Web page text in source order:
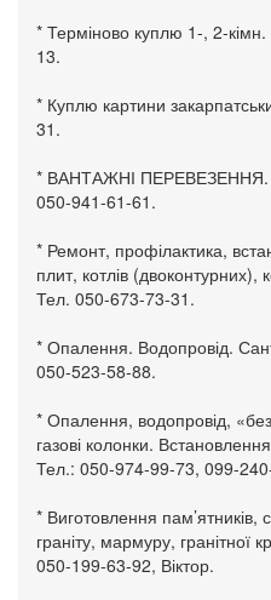
* Терміново куплю 1-, 2-
13.
* Куплю картини
31.
* ВАНТАЖНІ ПЕРЕВЕЗЕННЯ.
050-941-61-61.
* Ремонт, профілактика,
плит, котлів (двоконтурних),
Тел. 050-673-73-31.
* Опалення. Водопровід.
050-523-58-88.
* Опалення, водопровід,
газові колонки.
Тел.: 050-974-99-73, 099-
* Виготовлення пам’ятників,
граніту, мармуру, гранітної
050-199-63-92, Віктор.